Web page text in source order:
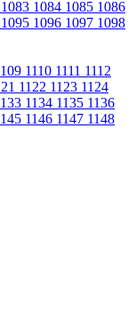
1083 1084 1085 1086
1095 1096 1097 1098
1110 1111 1112
1122 1123 1124
1134 1135 1136
1146 1147 1148